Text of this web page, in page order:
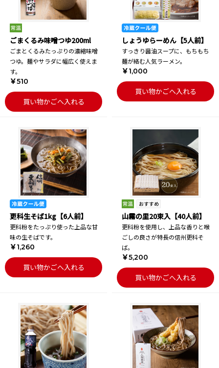
ごまくるみ味噌つゆ200ml
ごまとくるみたっぷりの濃縮味噌
つゆ。麺やサラダに幅広く使えま
す。
￥510
買い物かごへ入れる
しょうゆらーめん【5人前】
すっきり醤油スープに、もちもち
麺が絡む人気ラーメン。
￥1,000
買い物かごへ入れる
更科生そば1kg【6人前】
更科粉をたっぷり使った上品な甘
味の生そばです。
￥1,260
買い物かごへ入れる
山霧の里20束入【40人前】
更科粉を使用し、上品な香りと喉
ごしの良さが特長の信州更科そ
ば。
￥5,200
買い物かごへ入れる